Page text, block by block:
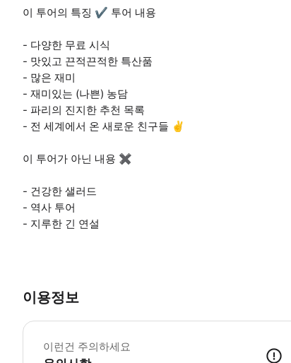
이 투어의 특징 ✔ 투어 내용
- 다양한 무료 시식
- 맛있고 끈적끈적한 특산품
- 많은 재미
- 재미있는 (나쁜) 농담
- 파리의 진지한 추천 목록
- 전 세계에서 온 새로운 친구들 ✌
이 투어가 아닌 내용 ✖
- 건강한 샐러드
- 역사 투어
- 지루한 긴 연설
이용정보
이런건 주의하세요